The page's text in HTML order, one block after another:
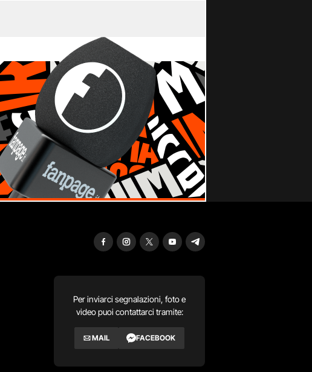
Per inviarci segnalazioni, foto e
video puoi contattarci tramite:
MAIL FACEBOOK